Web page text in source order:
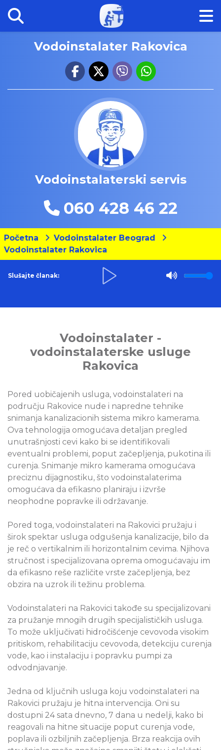
Vodoinstalater Rakovica
Vodoinstalaterski servis
060 428 46 22
Početna
Vodoinstalater Beograd
Vodoinstalater Rakovica
Slušajte članak:
Vodoinstalater -
vodoinstalaterske usluge
Rakovica
Pored uobičajenih usluga, vodoinstalateri na
području Rakovice nude i napredne tehnike
snimanja kanalizacionih sistema mikro kamerama.
Ova tehnologija omogućava detaljan pregled
unutrašnjosti cevi kako bi se identifikovali
eventualni problemi, poput začepljenja, pukotina ili
curenja. Snimanje mikro kamerama omogućava
preciznu dijagnostiku, što vodoinstalaterima
omogućava da efikasno planiraju i izvrše
neophodne popravke ili održavanje.
Pored toga, vodoinstalateri na Rakovici pružaju i
širok spektar usluga odgušenja kanalizacije, bilo da
je reč o vertikalnim ili horizontalnim cevima. Njihova
stručnost i specijalizovana oprema omogućavaju im
da efikasno reše različite vrste začepljenja, bez
obzira na uzrok ili težinu problema.
Vodoinstalateri na Rakovici takođe su specijalizovani
za pružanje mnogih drugih specijalističkih usluga.
To može uključivati ​​hidročišćenje cevovoda visokim
pritiskom, rehabilitaciju cevovoda, detekciju curenja
vode, kao i instalaciju i popravku pumpi za
odvodnjavanje.
Jedna od ključnih usluga koju vodoinstalateri na
Rakovici pružaju je hitna intervencija. Oni su
dostupni 24 sata dnevno, 7 dana u nedelji, kako bi
reagovali na hitne situacije poput curenja vode,
poplava ili ozbiljnih začepljenja. Brza reakcija ovih